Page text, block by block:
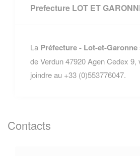
Prefecture LOT ET
La Préfecture - Lot-et-Garonne
de Verdun 47920 Agen Cedex
joindre au +33 (0)553776047.
Contacts